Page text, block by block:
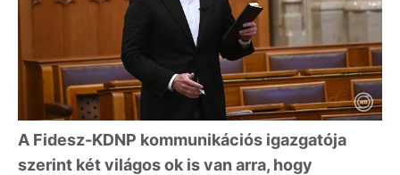
A Fidesz-KDNP kommunikációs igazgatója
szerint két világos ok is van arra, hogy